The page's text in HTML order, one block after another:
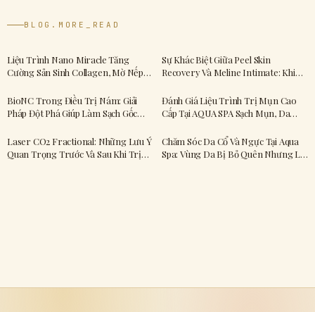
BLOG.MORE_READ
Liệu Trình Nano Miracle Tăng
Cường Sản Sinh Collagen, Mờ Nếp
Sự Khác Biệt Giữa Peel Skin
Recovery Và Meline Intimate: Khi
BioNC Trong Điều Trị Nám: Giải
Pháp Đột Phá Giúp Làm Sạch Gốc
Đánh Giá Liệu Trình Trị Mụn Cao
Cấp Tại AQUA SPA Sạch Mụn, Da
Laser CO2 Fractional: Những Lưu Ý
Quan Trọng Trước Và Sau Khi Trị
Chăm Sóc Da Cổ Và Ngực Tại Aqua
Spa: Vùng Da Bị Bỏ Quên Nhưng Lại